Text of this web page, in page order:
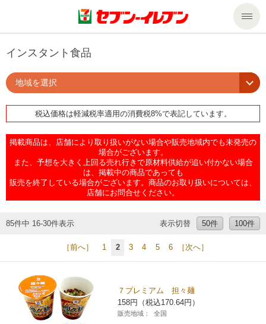
商品のご案内
商品のご案内トップ
今週の新商品
商品カテゴリ一覧
食の安全・安心への取組み
ギフト
プリペイドカード・金券
セール・キャンペーン
サービス
nanacoトップ
マルチコピー機でできることトップ
コピー
プリント
便利なサービス
宅配便
切手・はがき・印紙
チケットサービス
セブンチケット
セブン‐イレブンでお受取り
企業情報トップ
ニュースリリース
企業理念
会社概要
私たちの取組み
サステナビリティ
サステナビリティトップ
セブン＆アイ・ホールディングスの重点課題
サステナビリティ活動基本方針
加盟店オーナー募集 物件募集・購入
インスタント食品
地域を選択
税込価格は軽減税率適用の消費税8%で表記しています。
掲載商品は、店舗により取り扱いがない場合や販売地域内でも未発売の
場合がございます。
また、予想を大きく上回る売れ行きで原材料供給が追い付かない場合
は、掲載中の商品であっても
販売を終了している場合がございます。商品のお取り扱いについては、
店舗にお問合せください。
85件中 16-30件表示 表示切替 50件 100件
［前へ］ 1 2 3 4 5 6 ［次へ］
７プレミアム 担々麺
158円（税込170.64円）
販売地域： 全国